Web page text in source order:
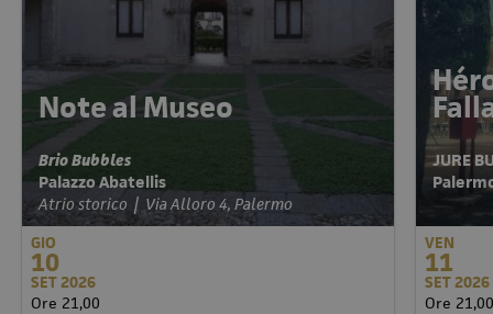
Note al Museo
Brio Bubbles
Palazzo Abatellis
Atrio storico | Via Alloro 4, Palermo
GIO
10
SET 2026
Ore 21,00
JURE
VEN
11
SET 2026
Ore